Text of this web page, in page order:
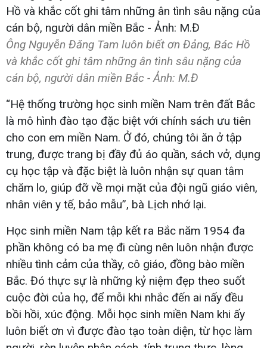
Ông Nguyễn Đăng Tam luôn biết ơn Đảng, Bác Hồ
và khắc cốt ghi tâm những ân tình sâu nặng của
cán bộ, người dân miền Bắc - Ảnh: M.Đ
“Hệ thống trường học sinh miền Nam trên đất Bắc
là mô hình đào tạo đặc biệt với chính sách ưu tiên
cho con em miền Nam. Ở đó, chúng tôi ăn ở tập
trung, được trang bị đầy đủ áo quần, sách vở, dụng
cụ học tập và đặc biệt là luôn nhận sự quan tâm
chăm lo, giúp đỡ về mọi mặt của đội ngũ giáo viên,
nhân viên y tế, bảo mẫu”, bà Lịch nhớ lại.
Học sinh miền Nam tập kết ra Bắc năm 1954 đa
phần không có ba mẹ đi cùng nên luôn nhận được
nhiều tình cảm của thầy, cô giáo, đồng bào miền
Bắc. Đó thực sự là những kỷ niệm đẹp theo suốt
cuộc đời của họ, để mỗi khi nhắc đến ai nấy đều
bồi hồi, xúc động. Mỗi học sinh miền Nam khi ấy
luôn biết ơn vì được đào tạo toàn diện, từ học làm